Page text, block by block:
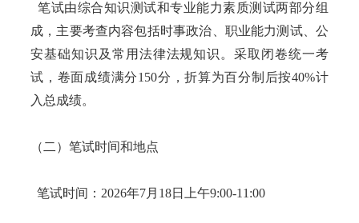
笔试由综合知识测试和专业能力素质测试两部分组
成，主要考查内容包括时事政治、职业能力测试、公
安基础知识及常用法律法规知识。采取闭卷统一考
试，卷面成绩满分150分，折算为百分制后按40%计
入总成绩。
（二）笔试时间和地点
笔试时间：2026年7月18日上午9:00-11:00